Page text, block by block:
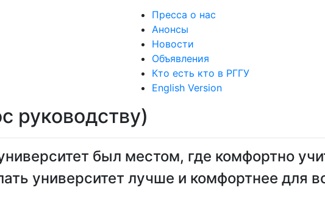
Пресса о нас
Анонсы
Новости
Объявления
Кто есть кто в РГГУ
English Version
руководству)
был местом, где комфортно
университет лучше и комфортнее для